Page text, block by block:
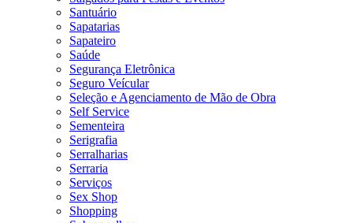
Santuário
Sapatarias
Sapateiro
Saúde
Segurança Eletrônica
Seguro Veícular
Seleção e Agenciamento de Mão de Obra
Self Service
Sementeira
Serigrafia
Serralharias
Serraria
Serviços
Sex Shop
Shopping